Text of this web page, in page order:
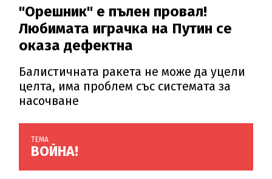
"Орешник" е пълен провал!
Любимата играчка на Путин се
оказа дефектна
Балистичната ракета не може да уцели
целта, има проблем със системата за
насочване
ТЕМА
ВОЙНА!